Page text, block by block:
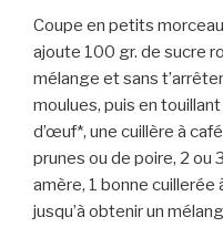
Coupe en petits
ajoute 100 gr. de sucre
mélange et sans
moulues, puis en
d’œuf*, une cuillère à
prunes ou de poire, 2 ou
amère, 1 bonne cuillerée
jusqu’à obtenir un